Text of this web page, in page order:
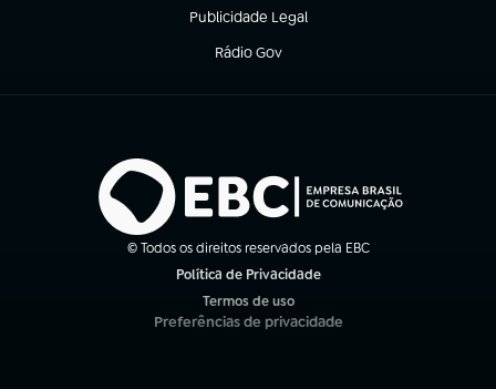
Publicidade Legal
(abre em nova aba)
Rádio Gov
(abre em nova aba)
© Todos os direitos reservados pela EBC
Política de Privacidade
Termos de uso
(abre em nova aba)
Preferências de privacidade